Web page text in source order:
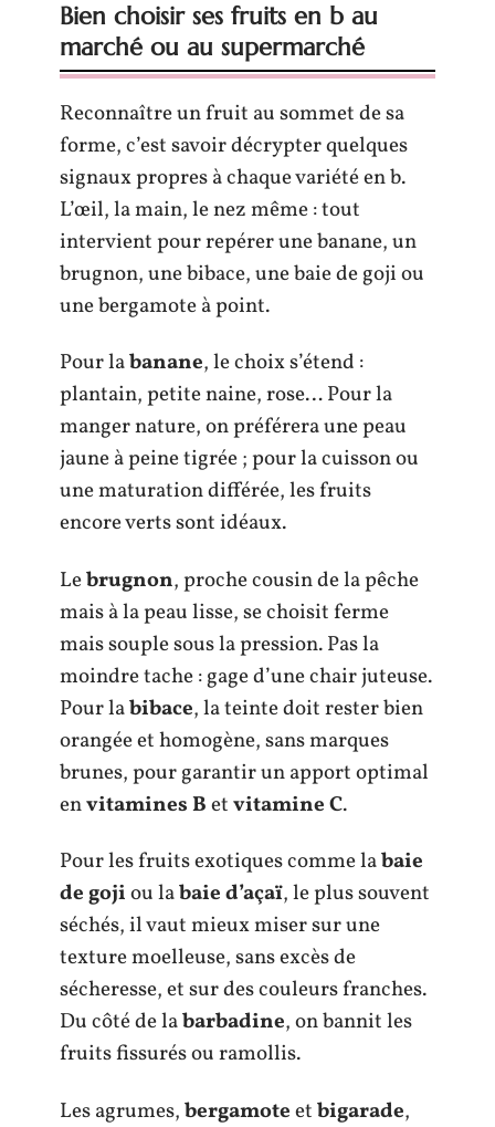
Bien choisir ses fruits en b au
marché ou au supermarché
Reconnaître un fruit au sommet de sa
forme, c’est savoir décrypter quelques
signaux propres à chaque variété en b.
L’œil, la main, le nez même : tout
intervient pour repérer une banane, un
brugnon, une bibace, une baie de goji ou
une bergamote à point.
Pour labanane, le choix s’étend :
plantain, petite naine, rose… Pour la
manger nature, on préférera une peau
jaune à peine tigrée ; pour la cuisson ou
une maturation différée, les fruits
encore verts sont idéaux.
Lebrugnon, proche cousin de la pêche
mais à la peau lisse, se choisit ferme
mais souple sous la pression. Pas la
moindre tache : gage d’une chair juteuse.
Pour labibace, la teinte doit rester bien
orangée et homogène, sans marques
brunes, pour garantir un apport optimal
envitamines Betvitamine C.
Pour les fruits exotiques comme labaie
de gojiou labaie d’açaï, le plus souvent
séchés, il vaut mieux miser sur une
texture moelleuse, sans excès de
sécheresse, et sur des couleurs franches.
Du côté de labarbadine, on bannit les
fruits fissurés ou ramollis.
Les agrumes,bergamoteetbigarade,